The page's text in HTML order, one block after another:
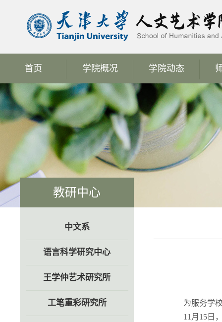
首页 学院概况 学院动态
为服务学
11月15日
教研中心
中文系
语言科学研究中心
王学仲艺术研究所
工笔重彩研究所